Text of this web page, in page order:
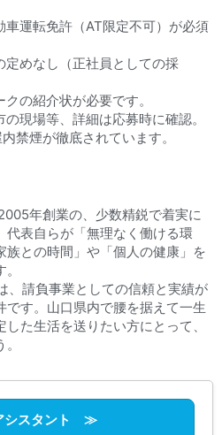
車運転免許（AT限定不可）が必須
定めなし（正社員としての採
の紹介状が必要です。
現場等、詳細は応募時に確認。
禁煙が徹底されています。
年創業の、少数精鋭で着実に
代表自らが「無理なく働ける環
との時間」や「個人の健康」を
、請負事業としての信頼と実績が
です。山口県内で腰を据えて一生
た生活を送りたい方にとって、
シスタント ≫